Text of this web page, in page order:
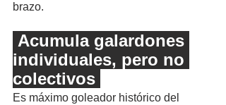
brazo.
individuales, pero no
colectivos
Es máximo goleador histórico del